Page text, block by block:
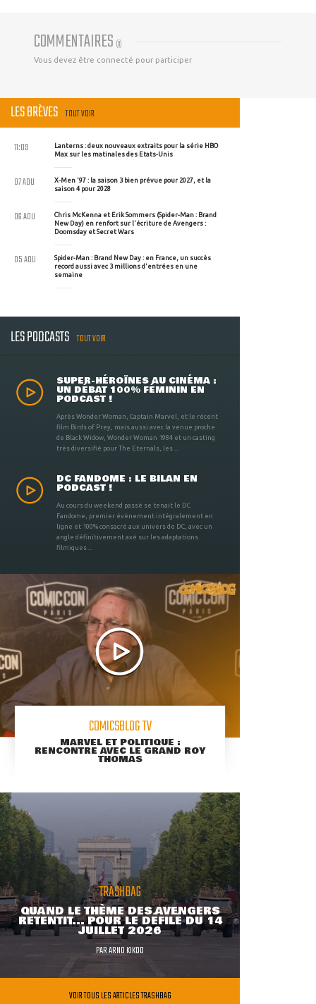
COMMENTAIRES (0)
Vous devez être connecté pour participer
LES BRÈVES TOUT VOIR
Lanterns : deux nouveaux extraits pour la série HBO
Max sur les matinales des Etats-Unis
11:09
X-Men '97 : la saison 3 bien prévue pour 2027, et la
saison 4 pour 2028
07 AOU
Chris McKenna et Erik Sommers (Spider-Man : Brand
New Day) en renfort sur l'écriture de Avengers :
Doomsday et Secret Wars
06 AOU
Spider-Man : Brand New Day : en France, un succès
record aussi avec 3 millions d'entrées en une
semaine
05 AOU
LES PODCASTS TOUT VOIR
SUPER-HÉROÏNES AU CINÉMA :
UN DÉBAT 100% FÉMININ EN
PODCAST !
Après Wonder Woman, Captain Marvel, et le récent
film Birds of Prey, mais aussi avec la venue proche
de Black Widow, Wonder Woman 1984 et un casting
très diversifié pour The Eternals, les ...
DC FANDOME : LE BILAN EN
PODCAST !
Au cours du weekend passé se tenait le DC
Fandome, premier évènement intégralement en
ligne et 100% consacré aux univers de DC, avec un
angle définitivement axé sur les adaptations
filmiques ...
COMICSBLOG TV
MARVEL ET POLITIQUE :
RENCONTRE AVEC LE GRAND ROY
THOMAS
TRASHBAG
QUAND LE THÈME DES AVENGERS
RETENTIT... POUR LE DÉFILÉ DU 14
JUILLET 2026
PARARNO KIKOO
VOIR TOUS LES ARTICLES TRASHBAG